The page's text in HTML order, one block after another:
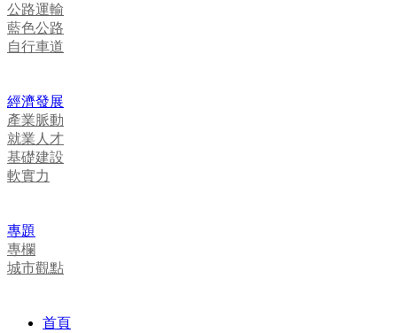
公路運輸
藍色公路
自行車道
經濟發展
產業脈動
就業人才
基礎建設
軟實力
專題
專欄
城市觀點
首頁